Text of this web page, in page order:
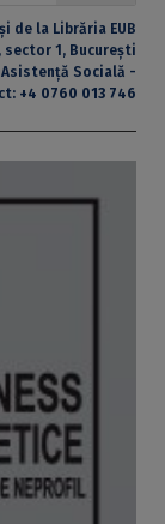
de la Librăria EUB
sector 1, București
Socială -
+4 0760 013 746